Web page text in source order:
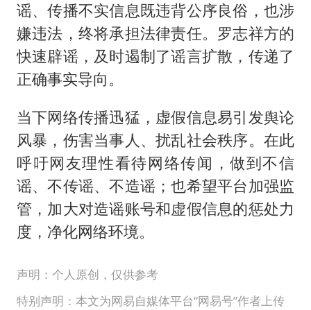
谣、传播不实信息既违背公序良俗，也涉
嫌违法，终将承担法律责任。罗志祥方的
快速辟谣，及时遏制了谣言扩散，传递了
正确事实导向。
当下网络传播迅猛，虚假信息易引发舆论
风暴，伤害当事人、扰乱社会秩序。在此
呼吁网友理性看待网络传闻，做到不信
谣、不传谣、不造谣；也希望平台加强监
管，加大对造谣账号和虚假信息的惩处力
度，净化网络环境。
声明：个人原创，仅供参考
特别声明：本文为网易自媒体平台“网易号”作者上传